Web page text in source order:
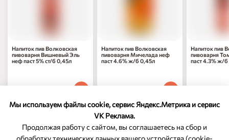
Мы используем файлы cookie, сервис Яндекс.Метрика и сервис
VK Реклама.
Продолжая работу с сайтом, вы соглашаетесь на сбор и
обработку технических данных вашего устройства (cookie-
Напиток пив Волковская
пивоварня Вишневый Эль
неф паст 5% ст/б 0,45л
Напиток пив Волковская
пивоварня Мичелада неф
паст 4.6% ж/б 0,45л
Напиток пив
пивоварня
паст 4.3% ж/